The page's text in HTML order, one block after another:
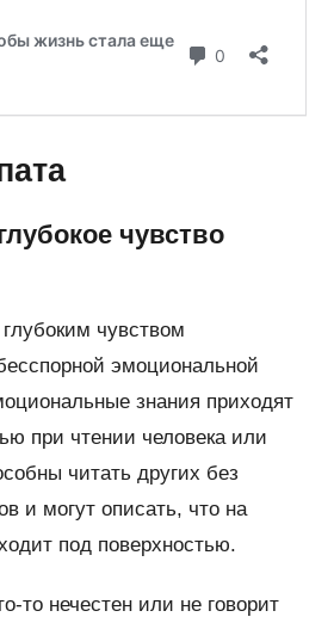
чувство
чувством
эмоциональной
знания приходят
при чтении человека или
читать других без
и могут описать, что на
под поверхностью.
то нечестен или не говорит